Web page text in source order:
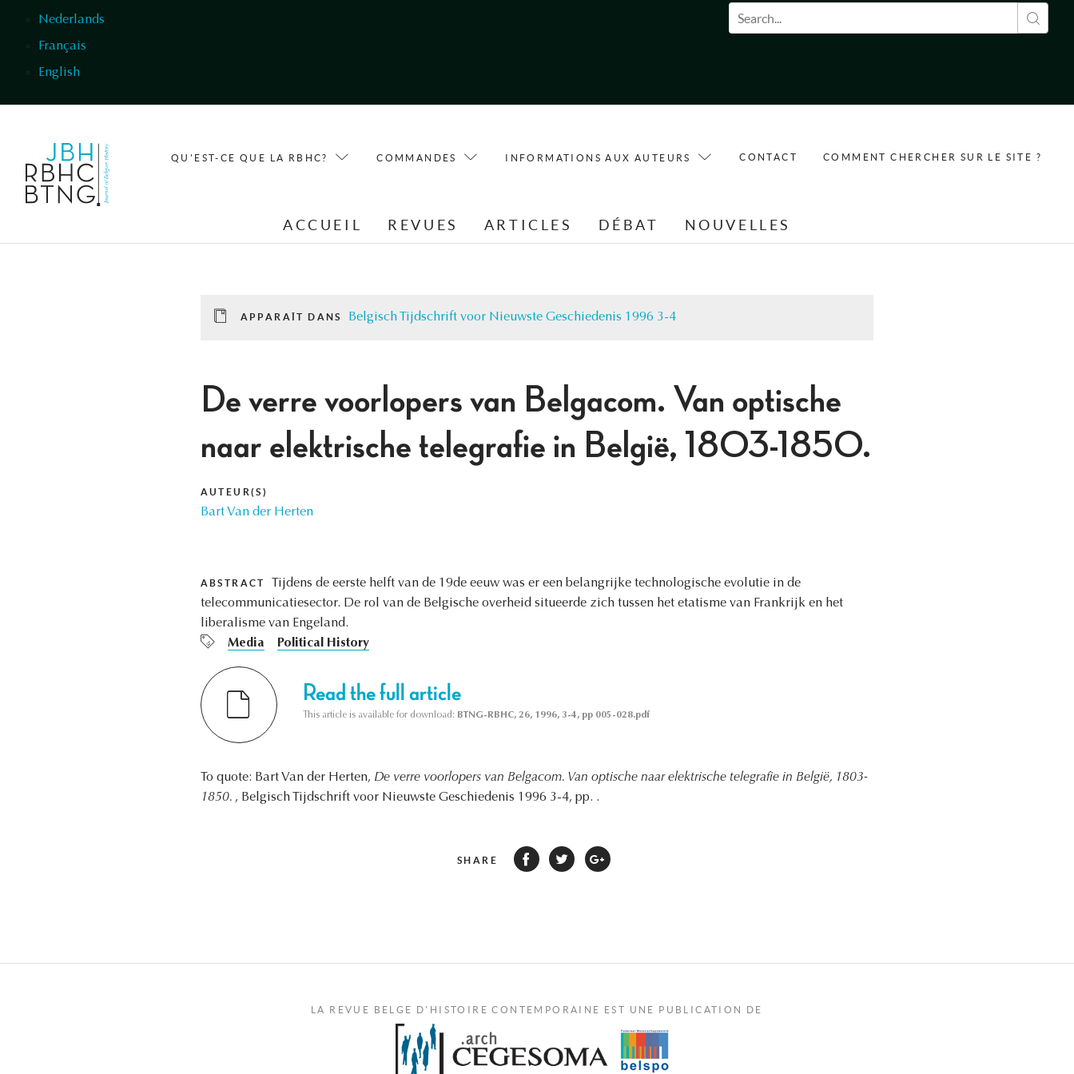
Nederlands
Français
English
Formulaire de recherche
QU'EST-CE QUE LA RBHC? COMMANDES INFORMATIONS AUX AUTEURS CONTACT COMMENT CHERCHER SUR LE SITE ?
ACCUEIL REVUES ARTICLES DÉBAT NOUVELLES
APPARAÎT DANS Belgisch Tijdschrift voor Nieuwste Geschiedenis 1996 3-4
De verre voorlopers van Belgacom. Van optische
naar elektrische telegrafie in België, 1803-1850.
AUTEUR(S)
Bart Van der Herten
ABSTRACT
Tijdens de eerste helft van de 19de eeuw was er een belangrijke technologische evolutie in de
telecommunicatiesector. De rol van de Belgische overheid situeerde zich tussen het etatisme van Frankrijk en het
liberalisme van Engeland.
Media
Political History
Read the full article
This article is available for download: BTNG-RBHC, 26, 1996, 3-4, pp 005-028.pdf
To quote: Bart Van der Herten, De verre voorlopers van Belgacom. Van optische naar elektrische telegrafie in België, 1803-
1850. , Belgisch Tijdschrift voor Nieuwste Geschiedenis 1996 3-4, pp. .
SHARE
LA REVUE BELGE D'HISTOIRE CONTEMPORAINE EST UNE PUBLICATION DE